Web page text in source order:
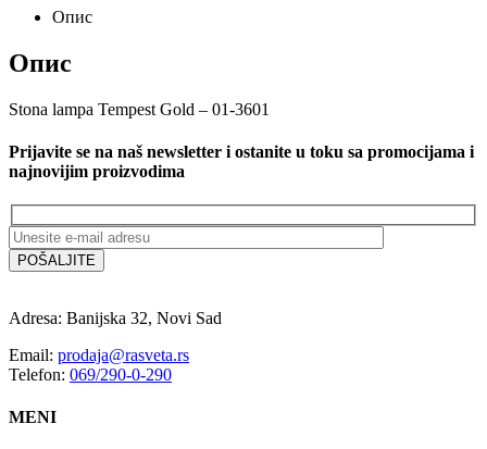
Опис
Опис
Stona lampa Tempest Gold – 01-3601
Prijavite se na naš newsletter i ostanite u toku sa promocijama i
najnovijim proizvodima
Adresa: Banijska 32, Novi Sad
Email: prodaja@rasveta.rs
Telefon: 069/290-0-290
MENI